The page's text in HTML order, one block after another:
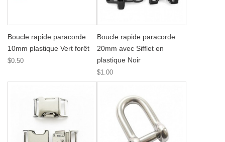
Boucle rapide paracorde
10mm plastique Vert forêt
$0.50
Boucle rapide paracorde
20mm avec Sifflet en
plastique Noir
$1.00